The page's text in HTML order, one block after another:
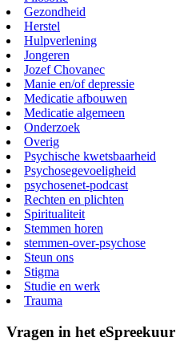
Gezondheid
Herstel
Hulpverlening
Jongeren
Jozef Chovanec
Manie en/of depressie
Medicatie afbouwen
Medicatie algemeen
Onderzoek
Overig
Psychische kwetsbaarheid
Psychosegevoeligheid
psychosenet-podcast
Rechten en plichten
Spiritualiteit
Stemmen horen
stemmen-over-psychose
Steun ons
Stigma
Studie en werk
Trauma
Vragen in het eSpreekuur